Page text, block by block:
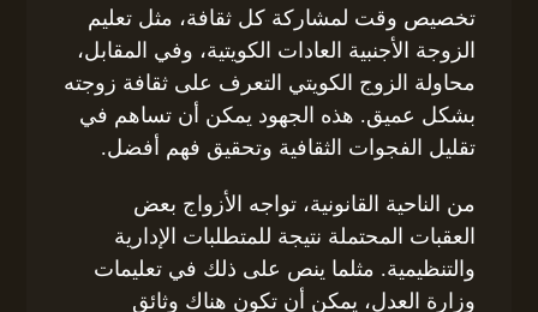
تخصيص وقت لمشاركة كل ثقافة، مثل تعليم
الزوجة الأجنبية العادات الكويتية، وفي المقابل،
محاولة الزوج الكويتي التعرف على ثقافة زوجته
بشكل عميق. هذه الجهود يمكن أن تساهم في
تقليل الفجوات الثقافية وتحقيق فهم أفضل.
من الناحية القانونية، تواجه الأزواج بعض
العقبات المحتملة نتيجة للمتطلبات الإدارية
والتنظيمية. مثلما ينص على ذلك في تعليمات
وزارة العدل، يمكن أن تكون هناك وثائق